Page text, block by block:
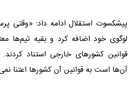
پیشکسوت استقلال ادامه داد: «وقتی
لوگوی خود اضافه کرد و بقیه تیم‌ها
قوانین کشورهای خارجی استناد
آن‌ها است به قوانین آن کشورها اعتنا